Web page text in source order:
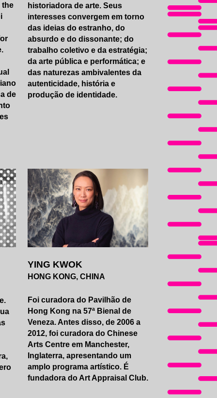
the
de
historiadora de arte. Seus
interesses convergem em torno
das ideias do estranho, do
absurdo e do dissonante; do
trabalho coletivo e da estratégia;
da arte pública e performática; e
das naturezas ambivalentes da
autenticidade, história e
produção de identidade.
YING KWOK
HONG KONG, CHINA
Foi curadora do Pavilhão de
Hong Kong na 57ª Bienal de
Veneza. Antes disso, de 2006 a
2012, foi curadora do Chinese
Arts Centre em Manchester,
Inglaterra, apresentando um
amplo programa artístico. É
fundadora do Art Appraisal Club.